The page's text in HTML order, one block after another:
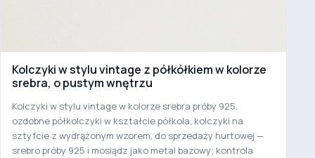
Kolczyki w stylu vintage z półkółkiem w kolorze
srebra, o pustym wnętrzu
Kolczyki w stylu vintage w kolorze srebra próby 925,
ozdobne półkolczyki w kształcie półkola, kolczyki na
sztyfcie z wydrążonym wzorem, do sprzedaży hurtowej —
srebro próby 925 i mosiądz jako metal bazowy; kontrola